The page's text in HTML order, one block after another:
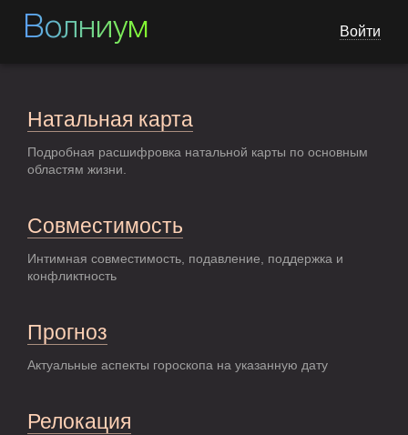
Волниум Войти
Натальная карта
Подробная расшифровка натальной карты по основным
областям жизни.
Совместимость
Интимная совместимость, подавление, поддержка и
конфликтность
Прогноз
Актуальные аспекты гороскопа на указанную дату
Релокация